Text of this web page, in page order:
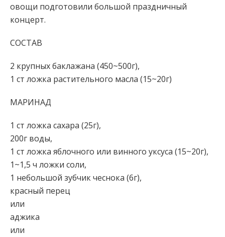
овощи подготовили большой праздничный
концерт.
СОСТАВ
2 крупных баклажана (450~500г),
1 ст ложка растительного масла (15~20г)
МАРИНАД
1 ст ложка сахара (25г),
200г воды,
1 ст ложка яблочного или винного уксуса (15~20г),
1~1,5 ч ложки соли,
1 небольшой зубчик чеснока (6г),
красный перец
или
аджика
или